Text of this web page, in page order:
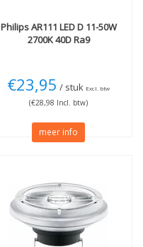
PhilipsAR111 LED D 11-50W
2700K 40D Ra9
€23,95 / stuk Excl. btw
(€28,98 Incl. btw)
meer info